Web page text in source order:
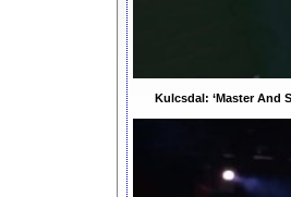
Kulcsdal: ‘Master And